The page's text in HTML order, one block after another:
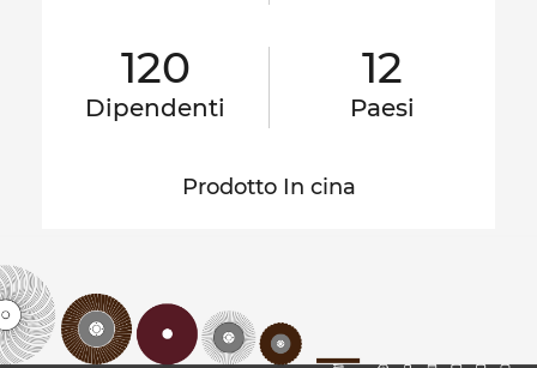
120
Dipendenti
12
Paesi
Prodotto In cina